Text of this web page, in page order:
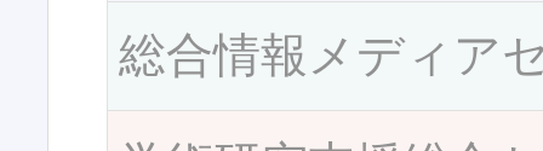
総合情報メディア